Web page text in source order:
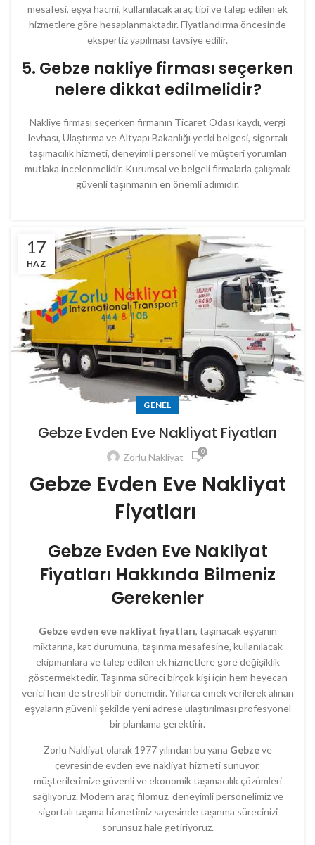
mesafesi, eşya hacmi, kullanılacak araç tipi ve talep edilen ek
hizmetlere göre hesaplanmaktadır. Fiyatlandırma öncesinde
ekspertiz yapılması tavsiye edilir.
5. Gebze nakliye firması seçerken
nelere dikkat edilmelidir?
Nakliye firması seçerken firmanın Ticaret Odası kaydı, vergi
levhası, Ulaştırma ve Altyapı Bakanlığı yetki belgesi, sigortalı
taşımacılık hizmeti, deneyimli personeli ve müşteri yorumları
mutlaka incelenmelidir. Kurumsal ve belgeli firmalarla çalışmak
güvenli taşınmanın en önemli adımıdır.
17
HAZ
GENEL
Gebze Evden Eve Nakliyat Fiyatları
Zorlu Nakliyat 0
Gebze Evden Eve Nakliyat
Fiyatları
Gebze Evden Eve Nakliyat
Fiyatları Hakkında Bilmeniz
Gerekenler
Gebze evden eve nakliyat fiyatları, taşınacak eşyanın
miktarına, kat durumuna, taşınma mesafesine, kullanılacak
ekipmanlara ve talep edilen ek hizmetlere göre değişiklik
göstermektedir. Taşınma süreci birçok kişi için hem heyecan
verici hem de stresli bir dönemdir. Yıllarca emek verilerek alınan
eşyaların güvenli şekilde yeni adrese ulaştırılması profesyonel
bir planlama gerektirir.
Zorlu Nakliyat olarak 1977 yılından bu yana Gebzeve
çevresinde evden eve nakliyat hizmeti sunuyor,
müşterilerimize güvenli ve ekonomik taşımacılık çözümleri
sağlıyoruz. Modern araç filomuz, deneyimli personelimiz ve
sigortalı taşıma hizmetimiz sayesinde taşınma sürecinizi
sorunsuz hale getiriyoruz.